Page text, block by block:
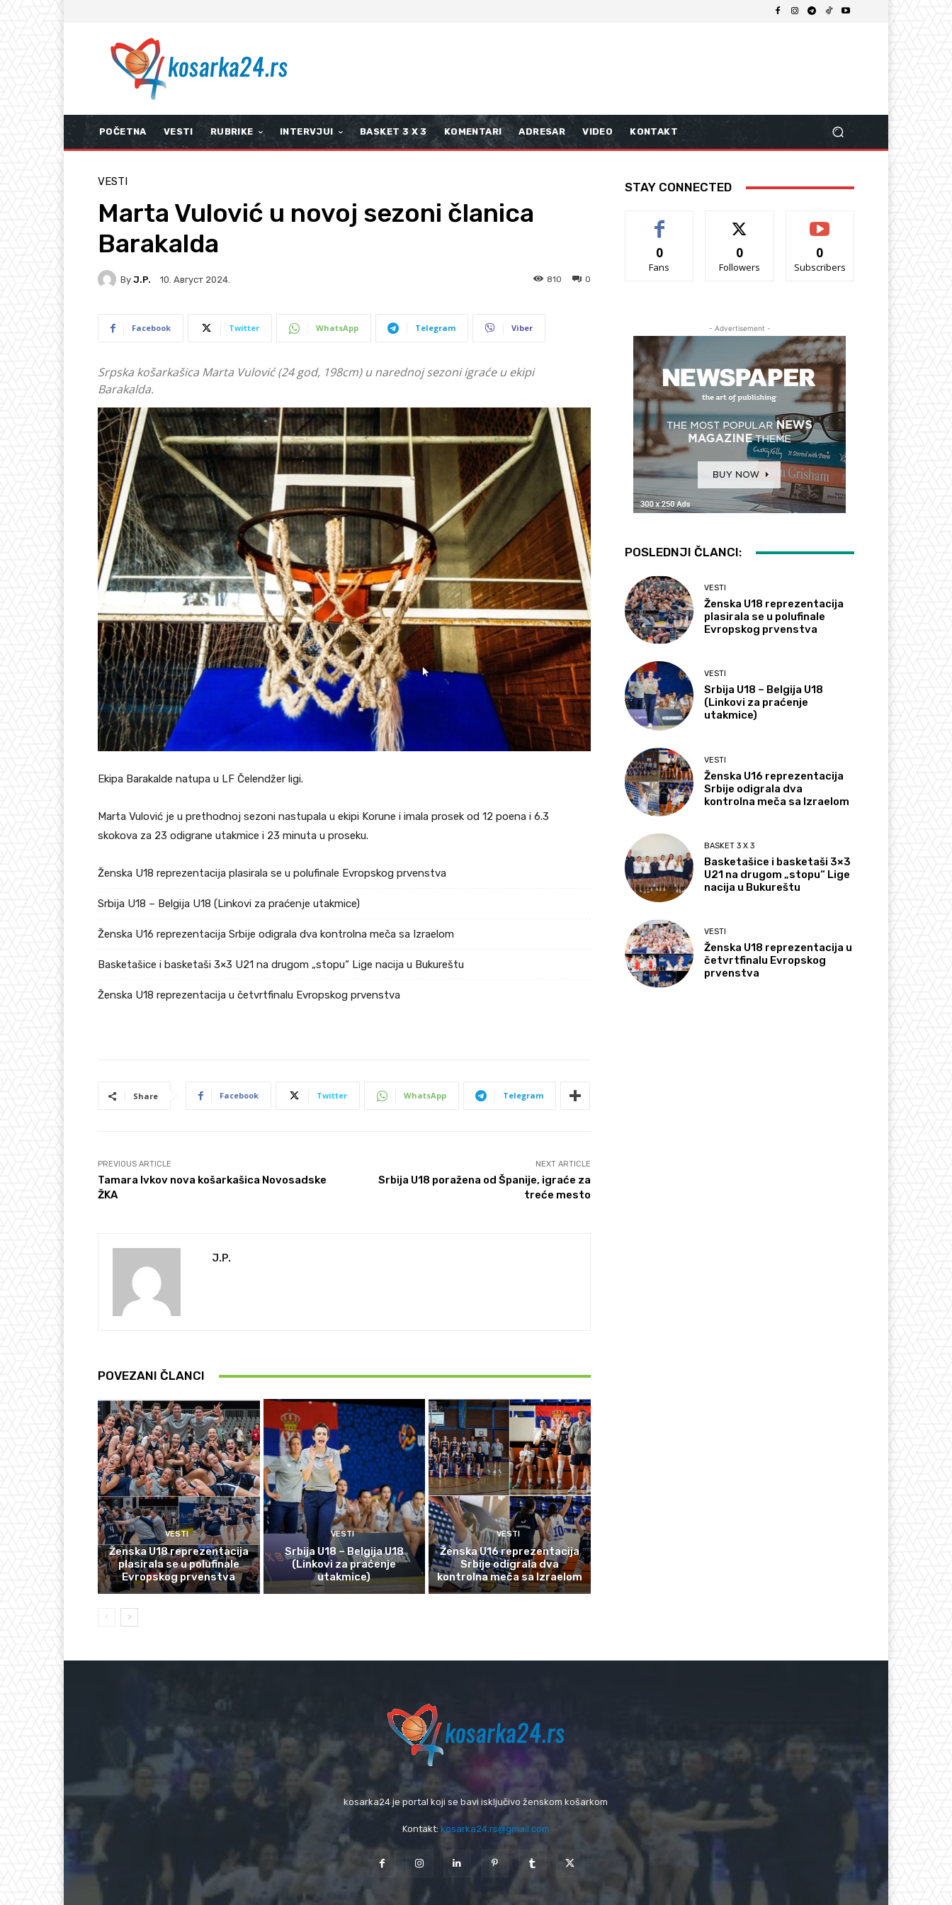
POČETNA VESTI RUBRIKE INTERVJUI BASKET 3 X 3 KOMENTARI ADRESAR VIDEO KONTAKT
VESTI
Marta Vulović u novoj sezoni članica
Barakalda
By J.P. 10. Август 2024. 0
810
Facebook Twitter WhatsApp Telegram Viber
Srpska košarkašica Marta Vulović (24 god, 198cm) u narednoj sezoni igraće u ekipi
Barakalda.
Ekipa Barakalde natupa u LF Čelendžer ligi.
Marta Vulović je u prethodnoj sezoni nastupala u ekipi Korune i imala prosek od 12 poena i 6.3
skokova za 23 odigrane utakmice i 23 minuta u proseku.
Ženska U18 reprezentacija plasirala se u polufinale Evropskog prvenstva
Srbija U18 – Belgija U18 (Linkovi za praćenje utakmice)
Ženska U16 reprezentacija Srbije odigrala dva kontrolna meča sa Izraelom
Basketašice i basketaši 3×3 U21 na drugom „stopu“ Lige nacija u Bukureštu
Ženska U18 reprezentacija u četvrtfinalu Evropskog prvenstva
Share Facebook Twitter WhatsApp Telegram
PREVIOUS ARTICLE
Tamara Ivkov nova košarkašica Novosadske
ŽKA
NEXT ARTICLE
Srbija U18 poražena od Španije, igraće za
treće mesto
J.P.
POVEZANI ČLANCI
VESTI
Ženska U18 reprezentacija
plasirala se u polufinale
Evropskog prvenstva
VESTI
Srbija U18 – Belgija U18
(Linkovi za praćenje
utakmice)
VESTI
Ženska U16 reprezentacija
Srbije odigrala dva
kontrolna meča sa Izraelom
STAY CONNECTED
0
Fans
0
Followers
0
Subscribers
- Advertisement -
POSLEDNJI ČLANCI:
VESTI
Ženska U18 reprezentacija
plasirala se u polufinale
Evropskog prvenstva
VESTI
Srbija U18 – Belgija U18
(Linkovi za praćenje
utakmice)
VESTI
Ženska U16 reprezentacija
Srbije odigrala dva
kontrolna meča sa Izraelom
BASKET 3 X 3
Basketašice i basketaši 3×3
U21 na drugom „stopu“ Lige
nacija u Bukureštu
VESTI
Ženska U18 reprezentacija u
četvrtfinalu Evropskog
prvenstva
kosarka24 je portal koji se bavi isključivo ženskom košarkom
Kontakt: kosarka24.rs@gmail.com